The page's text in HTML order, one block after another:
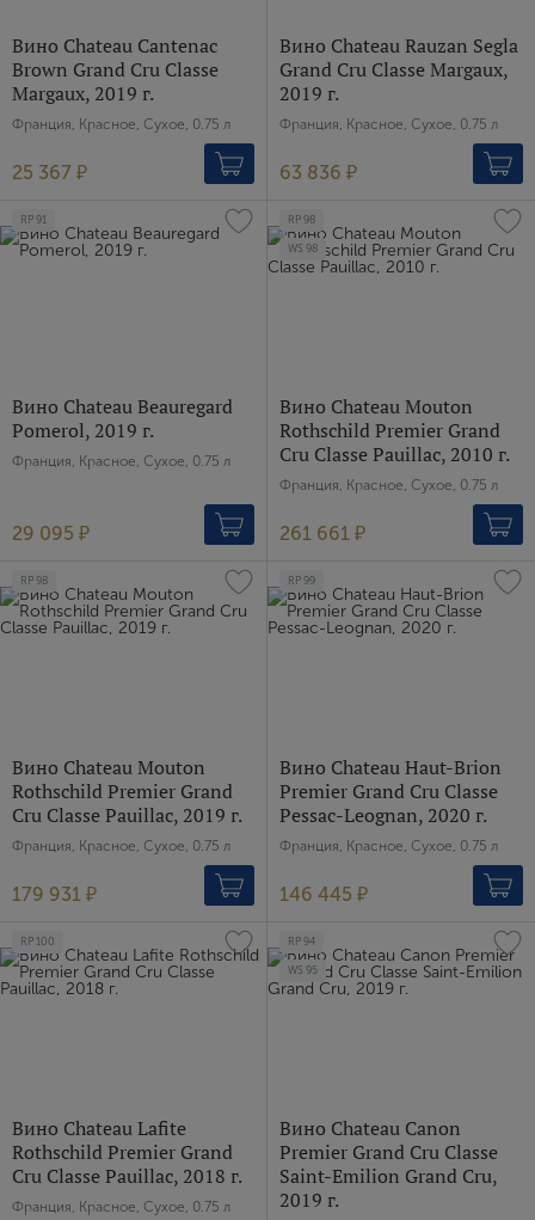
Вино Chateau Cantenac
Brown Grand Cru Classe
Margaux, 2019 г.
Франция, Красное, Сухое, 0.75 л
25 367 ₽
Вино Chateau Rauzan Segla
Grand Cru Сlasse Margaux,
2019 г.
Франция, Красное, Сухое, 0.75 л
63 836 ₽
RP 91
Вино Chateau Beauregard
Pomerol, 2019 г.
Франция, Красное, Сухое, 0.75 л
29 095 ₽
RP 98
WS 98
Вино Chateau Mouton
Rothschild Premier Grand
Cru Classe Pauillac, 2010 г.
Франция, Красное, Сухое, 0.75 л
261 661 ₽
RP 98
Вино Chateau Mouton
Rothschild Premier Grand
Cru Classe Pauillac, 2019 г.
Франция, Красное, Сухое, 0.75 л
179 931 ₽
RP 99
Вино Chateau Haut-Brion
Premier Grand Cru Classe
Pessac-Leognan, 2020 г.
Франция, Красное, Сухое, 0.75 л
146 445 ₽
RP 100
Вино Chateau Lafite
Rothschild Premier Grand
Cru Classe Pauillac, 2018 г.
Франция, Красное, Сухое, 0.75 л
RP 94
WS 95
Вино Chateau Canon
Premier Grand Cru Classe
Saint-Emilion Grand Cru,
2019 г.